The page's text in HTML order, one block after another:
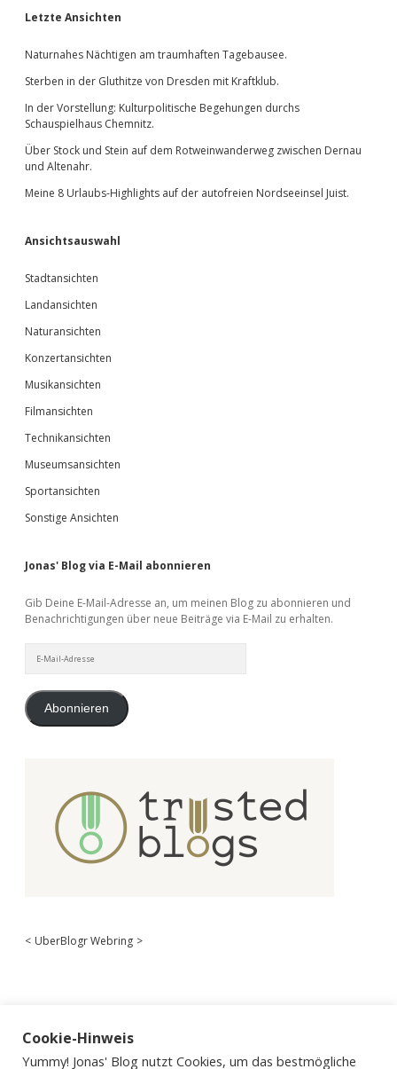
Sidebar
Letzte Ansichten
Naturnahes Nächtigen am traumhaften Tagebausee.
Sterben in der Gluthitze von Dresden mit Kraftklub.
In der Vorstellung: Kulturpolitische Begehungen durchs
Schauspielhaus Chemnitz.
Über Stock und Stein auf dem Rotweinwanderweg zwischen Dernau
und Altenahr.
Meine 8 Urlaubs-Highlights auf der autofreien Nordseeinsel Juist.
Ansichtsauswahl
Stadtansichten
Landansichten
Naturansichten
Konzertansichten
Musikansichten
Filmansichten
Technikansichten
Museumsansichten
Sportansichten
Sonstige Ansichten
Jonas' Blog via E-Mail abonnieren
Gib Deine E-Mail-Adresse an, um meinen Blog zu abonnieren und
Benachrichtigungen über neue Beiträge via E-Mail zu erhalten.
Mail-
Abonnieren
< UberBlogr Webring >
Cookie-Hinweis
Yummy! Jonas' Blog nutzt Cookies, um das bestmögliche